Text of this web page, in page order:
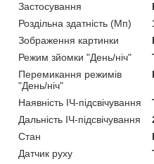
Застосування
Роздільна здатність (Мп)
Зображення картинки
Режим зйомки "День/ніч"
Перемикання режимів
"День/ніч"
Наявність ІЧ-підсвічування
Дальність ІЧ-підсвічування
Стан
Датчик руху